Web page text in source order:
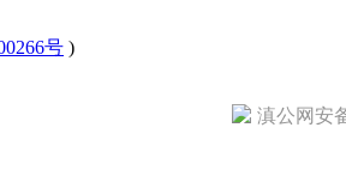
号 )
滇公网安